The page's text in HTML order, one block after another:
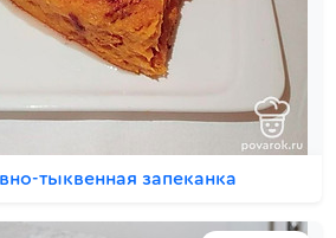
тыквенная запеканка